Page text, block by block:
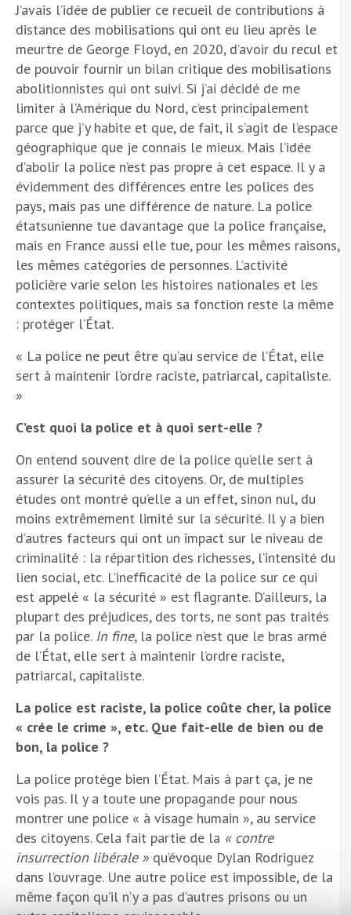
J’avais l’idée de publier ce recueil de contributions à
distance des mobilisations qui ont eu lieu après le
meurtre de George Floyd, en 2020, d’avoir du recul et
de pouvoir fournir un bilan critique des mobilisations
abolitionnistes qui ont suivi. Si j’ai décidé de me
limiter à l’Amérique du Nord, c’est principalement
parce que j’y habite et que, de fait, il s’agit de l’espace
géographique que je connais le mieux. Mais l’idée
d’abolir la police n’est pas propre à cet espace. Il y a
évidemment des différences entre les polices des
pays, mais pas une différence de nature. La police
étatsunienne tue davantage que la police française,
mais en France aussi elle tue, pour les mêmes raisons,
les mêmes catégories de personnes. L’activité
policière varie selon les histoires nationales et les
contextes politiques, mais sa fonction reste la même
: protéger l’État.
« La police ne peut être qu’au service de l’État, elle
sert à maintenir l’ordre raciste, patriarcal, capitaliste.
»
C’est quoi la police et à quoi sert-elle ?
On entend souvent dire de la police qu’elle sert à
assurer la sécurité des citoyens. Or, de multiples
études ont montré qu’elle a un effet, sinon nul, du
moins extrêmement limité sur la sécurité. Il y a bien
d’autres facteurs qui ont un impact sur le niveau de
criminalité : la répartition des richesses, l’intensité du
lien social, etc. L’inefficacité de la police sur ce qui
est appelé « la sécurité » est flagrante. D’ailleurs, la
plupart des préjudices, des torts, ne sont pas traités
par la police. In fine, la police n’est que le bras armé
de l’État, elle sert à maintenir l’ordre raciste,
patriarcal, capitaliste.
La police est raciste, la police coûte cher, la police
« crée le crime », etc. Que fait-elle de bien ou de
bon, la police ?
La police protège bien l’État. Mais à part ça, je ne
vois pas. Il y a toute une propagande pour nous
montrer une police « à visage humain », au service
des citoyens. Cela fait partie de la « contre
insurrection libérale » qu’évoque Dylan Rodriguez
dans l’ouvrage. Une autre police est impossible, de la
même façon qu’il n’y a pas d’autres prisons ou un